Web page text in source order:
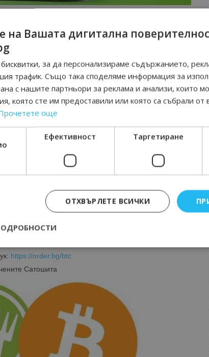
осигурявайки на потребителите възможността да
за да поръчате.
екзотични ястия или здравословни опции,
задоволява всякакви предпочитания.
към храната и желание да предостави на
Следователно, не само че можете да се
ястия, но също така можете да бъдете уверени,
и надеждно.
за поръчки на храна, която предлага плащане
BLACK BITCOIN WEEK.
за вкъщи, ако платите с #bitcoin ще получите
форма за кампанията.
https://order.bg/btc
Сатошита
на Вашата дигитална
за да персонализираме съдържанието,
трафик. Също така споделяме информация за
с нашите партньори за реклама и анализи, които
която сте им предоставили или която са събрали от
още
Ефективност Таргетиране
ОТХВЪРЛЕТЕ ВСИЧКИ
Строго необходимо
бисквитки позволяват основната функционалност на уебсайта, като
Уебсайтът не може да се използва правилно без строго необходими
Доставчик
Домейн
Валиден
до
Описание
lisandraramos.com
7 дни
Тази бисквитка се използва, за
на потребителя за